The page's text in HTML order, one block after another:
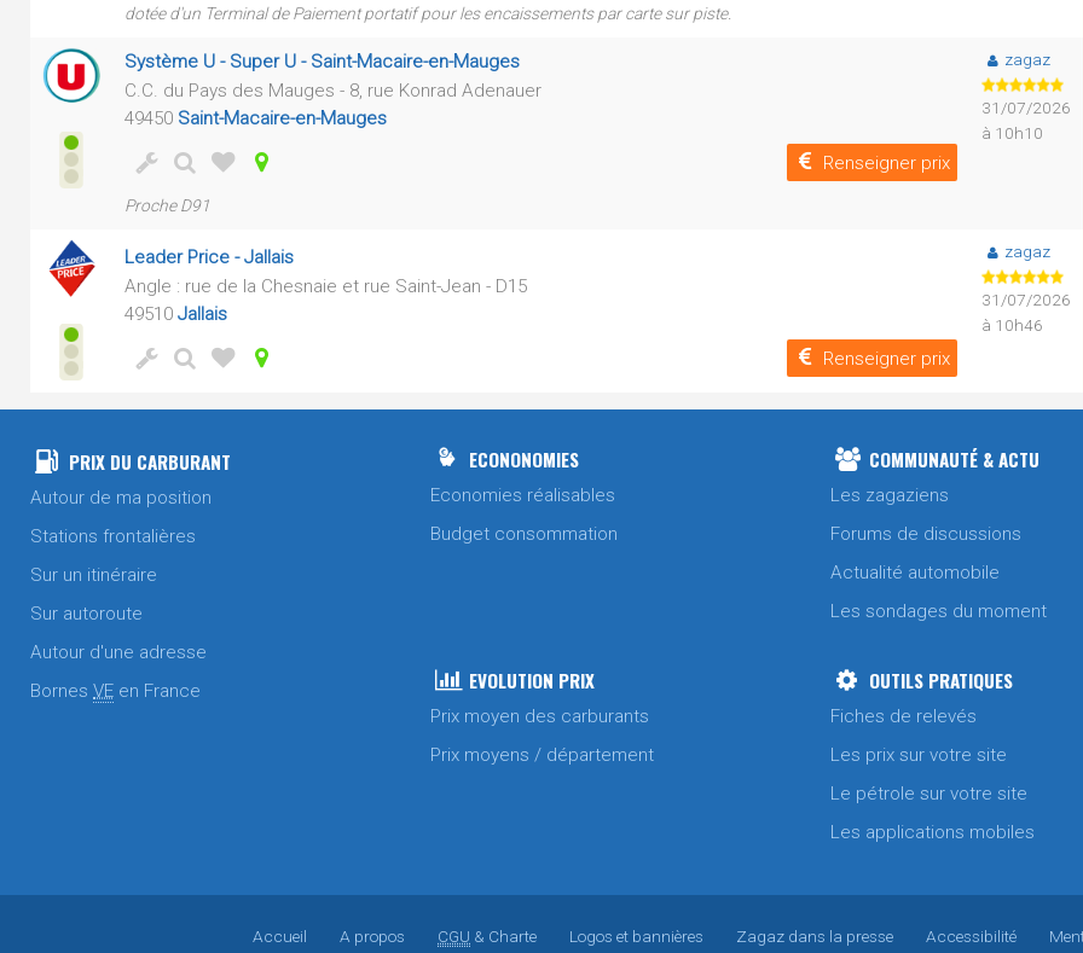
dotée d'un Terminal de Paiement portatif pour les encaissements par carte sur piste.
Système U - Super U - Saint-Macaire-en-Mauges
C.C. du Pays des Mauges - 8, rue Konrad Adenauer
49450 Saint-Macaire-en-Mauges
Renseigner prix
Proche D91
zagaz
31/07/2026
à 10h10
Leader Price - Jallais
Angle : rue de la Chesnaie et rue Saint-Jean - D15
49510 Jallais
Renseigner prix
zagaz
31/07/2026
à 10h46
PRIX DU CARBURANT
Autour de ma position
Stations frontalières
Sur un itinéraire
Sur autoroute
Autour d'une adresse
Bornes VE en France
ECONONOMIES
Economies réalisables
Budget consommation
COMMUNAUTÉ & ACTU
Les zagaziens
Forums de discussions
Actualité automobile
Les sondages du moment
EVOLUTION PRIX
Prix moyen des carburants
Prix moyens / département
OUTILS PRATIQUES
Fiches de relevés
Les prix sur votre site
Le pétrole sur votre site
Les applications mobiles
Accueil A propos CGU & Charte Logos et bannières Zagaz dans la presse Accessibilité